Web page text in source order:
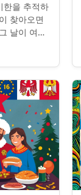
한을 추적하
찾아오면
날이 여전
때 공휴